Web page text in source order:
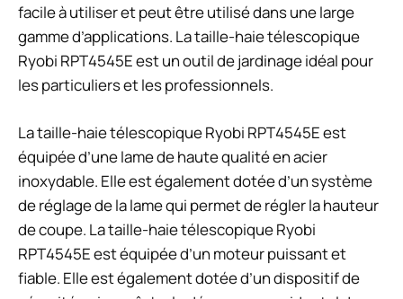
facile à utiliser et peut être utilisé dans une large
gamme d’applications. La taille-haie télescopique
Ryobi RPT4545E est un outil de jardinage idéal pour
les particuliers et les professionnels.
La taille-haie télescopique Ryobi RPT4545E est
équipée d’une lame de haute qualité en acier
inoxydable. Elle est également dotée d’un système
de réglage de la lame qui permet de régler la hauteur
de coupe. La taille-haie télescopique Ryobi
RPT4545E est équipée d’un moteur puissant et
fiable. Elle est également dotée d’un dispositif de